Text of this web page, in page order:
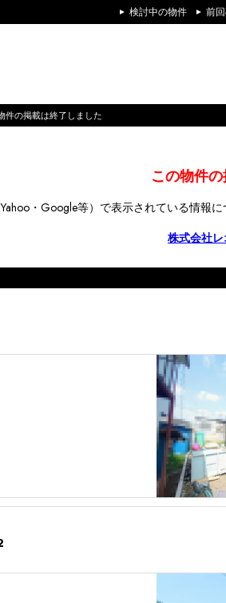
検討中の物件 前
件の掲載は終了しました
この物件
・Google等）で表示されている情報
株式会社